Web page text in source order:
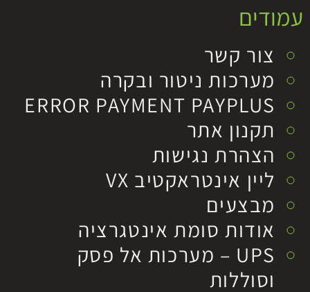
עמודים
צור קשר
מערכות ניטור ובקרה
ERROR PAYMENT PAYPLUS
תקנון אתר
הצהרת נגישות
ליין אינטראקטיב VX
מבצעים
אודות סומת אינטגרציה
UPS – מערכות אל פסק
וסוללות